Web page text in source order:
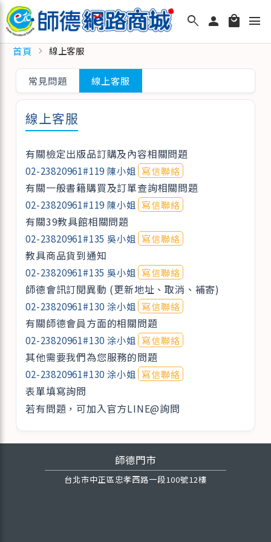
search person local_mall menu
首頁 chevron_right 線上客服
常見問題 線上客服
線上客服
有關檢定出版品訂購及內容相關問題
02-23820961#119 陳小姐 寫信聯絡
有關一般書籍購買及訂單查詢相關問題
02-23820961#119 陳小姐 寫信聯絡
有關39教具館相關問題
02-23820961#135 吳小姐 寫信聯絡
教具商品貨到通知
02-23820961#135 吳小姐 寫信聯絡
師德會訊訂閱異動 (更新地址、取消、補寄)
02-23820961#130 涂小姐 寫信聯絡
有關師德會員方面的相關問題
02-23820961#130 涂小姐 寫信聯絡
其他需要我們為您服務的問題
02-23820961#130 涂小姐 寫信聯絡
表單填寫詢問
若有問題，可加入官方LINE@詢問
師德門市
台北市中正區忠孝西路一段100號12樓